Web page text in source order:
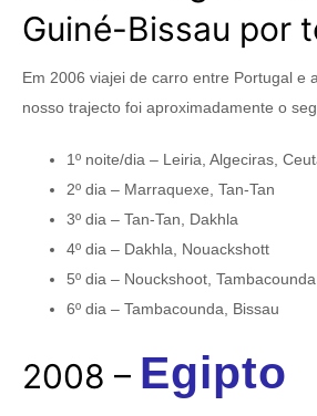
Guiné-Bissau por
Em 2006 viajei de carro entre Portugal e
nosso trajecto foi aproximadamente o
1º noite/dia – Leiria, Algeciras,
2º dia – Marraquexe, Tan-Tan
3º dia – Tan-Tan, Dakhla
4º dia – Dakhla, Nouackshott
5º dia – Nouckshoot, Tambacounda
6º dia – Tambacounda, Bissau
2008 – Egipto